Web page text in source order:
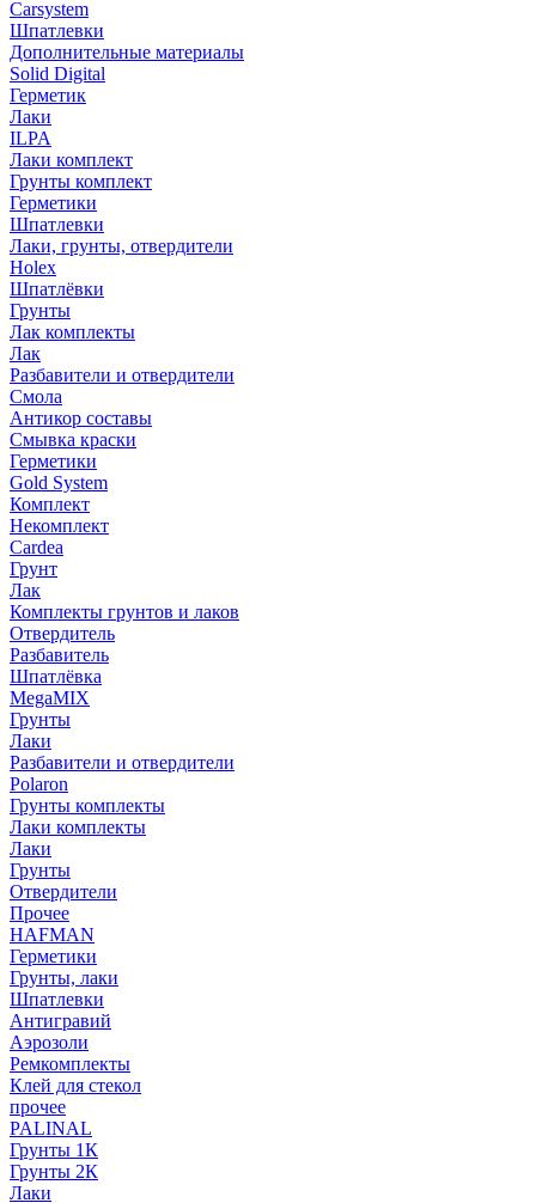
Carsystem
Шпатлевки
Дополнительные материалы
Solid Digital
Герметик
Лаки
ILPA
Лаки комплект
Грунты комплект
Герметики
Шпатлевки
Лаки, грунты, отвердители
Holex
Шпатлёвки
Грунты
Лак комплекты
Лак
Разбавители и отвердители
Смола
Антикор составы
Смывка краски
Герметики
Gold System
Комплект
Некомплект
Cardea
Грунт
Лак
Комплекты грунтов и лаков
Отвердитель
Разбавитель
Шпатлёвка
MegaMIX
Грунты
Лаки
Разбавители и отвердители
Polaron
Грунты комплекты
Лаки комплекты
Лаки
Грунты
Отвердители
Прочее
HAFMAN
Герметики
Грунты, лаки
Шпатлевки
Антигравий
Аэрозоли
Ремкомплекты
Клей для стекол
прочее
PALINAL
Грунты 1К
Грунты 2К
Лаки